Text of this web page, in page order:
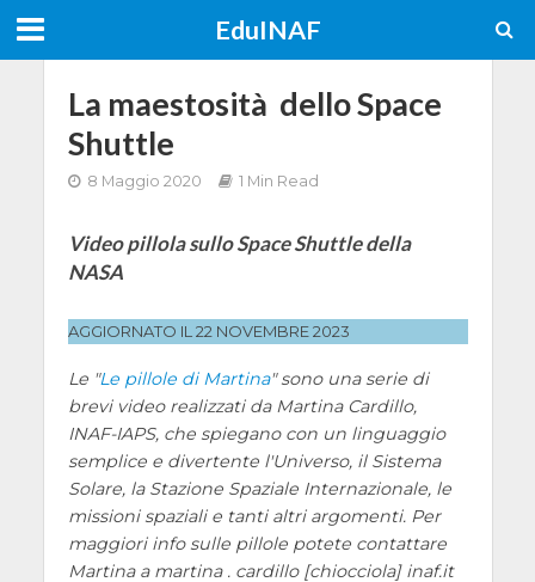
EduINAF
La maestosità dello Space
Shuttle
8 Maggio 2020 1 Min Read
Video pillola sullo Space Shuttle della
NASA
AGGIORNATO IL 22 NOVEMBRE 2023
Le "Le pillole di Martina" sono una serie di
brevi video realizzati da Martina Cardillo,
INAF-IAPS, che spiegano con un linguaggio
semplice e divertente l'Universo, il Sistema
Solare, la Stazione Spaziale Internazionale, le
missioni spaziali e tanti altri argomenti. Per
maggiori info sulle pillole potete contattare
Martina a martina . cardillo [chiocciola] inaf.it